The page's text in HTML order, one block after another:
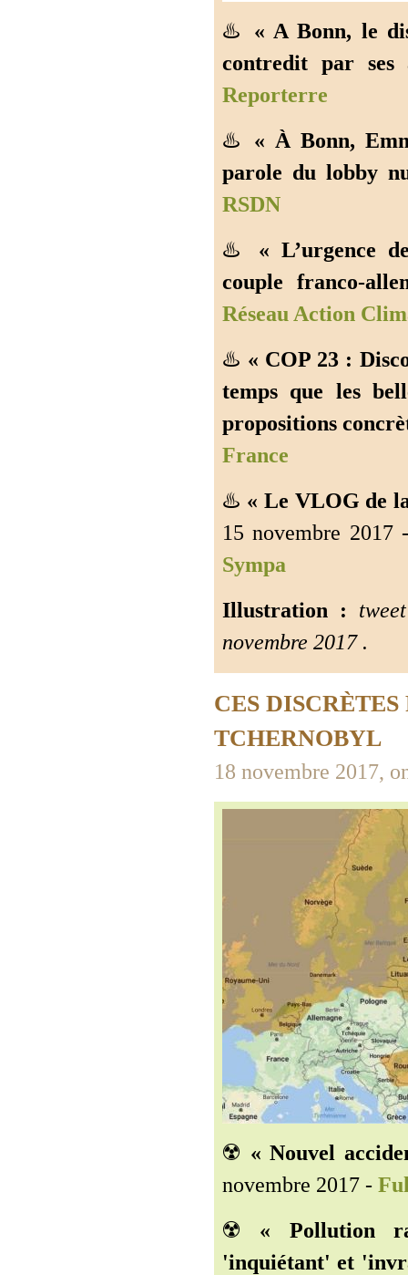
♨️ « A Bonn, le
contredit par ses
Reporterre
♨️ « À Bonn,
parole du lobby
RSDN
♨️ « L’urgence
couple franco-
Réseau Action
♨️ « COP 23 :
temps que les
propositions
France
♨️ « Le VLOG de
15 novembre 2017 -
Sympa
Illustration :
novembre 2017 .
CES
TCHERNOBYL
18 novembre 2017,
☢️ « Nouvel
novembre 2017 -
☢️ « Pollution
'inquiétant' et